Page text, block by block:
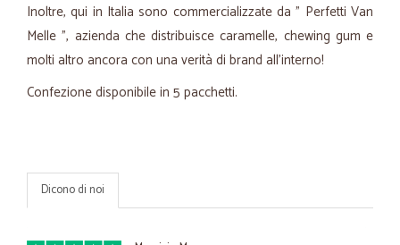
Inoltre, qui in Italia sono commercializzate da " Perfetti Van
Melle ", azienda che distribuisce caramelle, chewing gum e
molti altro ancora con una verità di brand all'interno!
Confezione disponibile in 5 pacchetti.
Dicono di noi